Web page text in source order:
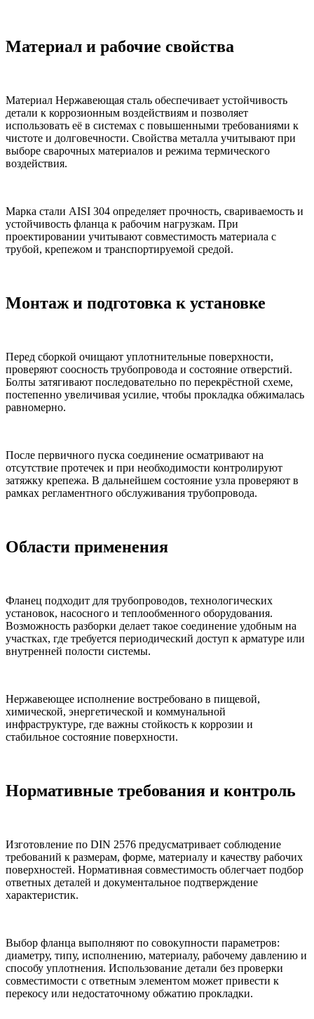
Материал и рабочие свойства
Материал Нержавеющая сталь обеспечивает устойчивость
детали к коррозионным воздействиям и позволяет
использовать её в системах с повышенными требованиями к
чистоте и долговечности. Свойства металла учитывают при
выборе сварочных материалов и режима термического
воздействия.
Марка стали AISI 304 определяет прочность, свариваемость и
устойчивость фланца к рабочим нагрузкам. При
проектировании учитывают совместимость материала с
трубой, крепежом и транспортируемой средой.
Монтаж и подготовка к установке
Перед сборкой очищают уплотнительные поверхности,
проверяют соосность трубопровода и состояние отверстий.
Болты затягивают последовательно по перекрёстной схеме,
постепенно увеличивая усилие, чтобы прокладка обжималась
равномерно.
После первичного пуска соединение осматривают на
отсутствие протечек и при необходимости контролируют
затяжку крепежа. В дальнейшем состояние узла проверяют в
рамках регламентного обслуживания трубопровода.
Области применения
Фланец подходит для трубопроводов, технологических
установок, насосного и теплообменного оборудования.
Возможность разборки делает такое соединение удобным на
участках, где требуется периодический доступ к арматуре или
внутренней полости системы.
Нержавеющее исполнение востребовано в пищевой,
химической, энергетической и коммунальной
инфраструктуре, где важны стойкость к коррозии и
стабильное состояние поверхности.
Нормативные требования и контроль
Изготовление по DIN 2576 предусматривает соблюдение
требований к размерам, форме, материалу и качеству рабочих
поверхностей. Нормативная совместимость облегчает подбор
ответных деталей и документальное подтверждение
характеристик.
Выбор фланца выполняют по совокупности параметров:
диаметру, типу, исполнению, материалу, рабочему давлению и
способу уплотнения. Использование детали без проверки
совместимости с ответным элементом может привести к
перекосу или недостаточному обжатию прокладки.